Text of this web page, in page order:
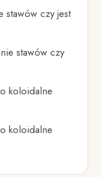
stawów czy jest
stawów czy
koloidalne
koloidalne